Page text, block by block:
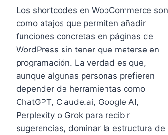
Los shortcodes en WooCommerce son
como atajos que permiten añadir
funciones concretas en páginas de
WordPress sin tener que meterse en
programación. La verdad es que,
aunque algunas personas prefieren
depender de herramientas como
ChatGPT, Claude.ai, Google AI,
Perplexity o Grok para recibir
sugerencias, dominar la estructura de